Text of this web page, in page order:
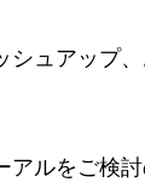
ュアップ
ルをご検